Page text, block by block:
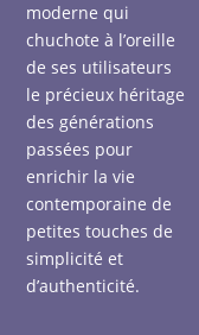
moderne qui
chuchote à l’oreille
de ses utilisateurs
le précieux héritage
des générations
passées pour
enrichir la vie
contemporaine de
petites touches de
simplicité et
d’authenticité.